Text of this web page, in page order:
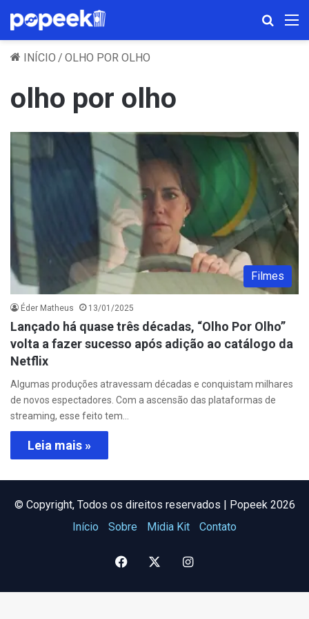
INÍCIO / OLHO POR OLHO
olho por olho
Filmes
Éder Matheus 13/01/2025
Lançado há quase três décadas, “Olho Por Olho”
volta a fazer sucesso após adição ao catálogo da
Netflix
Algumas produções atravessam décadas e conquistam milhares
de novos espectadores. Com a ascensão das plataformas de
streaming, esse feito tem…
Leia mais »
©️ Copyright, Todos os direitos reservados | Popeek 2026
Início
Sobre Midia Kit Contato
Facebook Instagram